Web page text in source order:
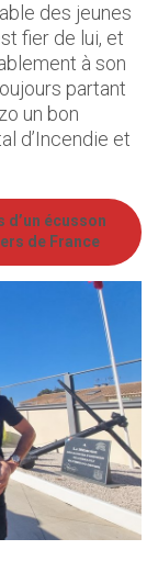
des jeunes
fier de lui, et
à son
partant
un bon
d’Incendie et
écusson
de France